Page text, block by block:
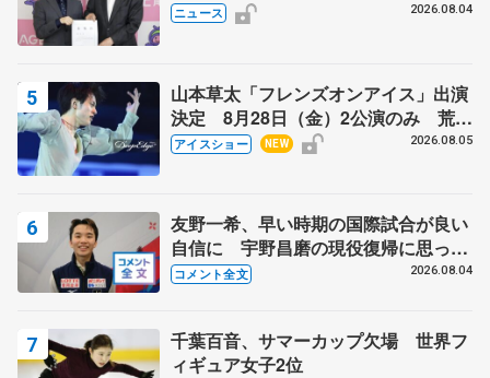
力」
ニュース 2026.08.04
山本草太「フレンズオンアイス」出演
決定 8月28日（金）2公演のみ 荒川
静香さんプロデュース、20周年のアイ
アイスショー NEW 2026.08.05
友野一希、早い時期の国際試合が良い
自信に 宇野昌磨の現役復帰に思って
いること 【アジアンオープントロフ
コメント全文 2026.08.04
千葉百音、サマーカップ欠場 世界フ
ィギュア女子2位